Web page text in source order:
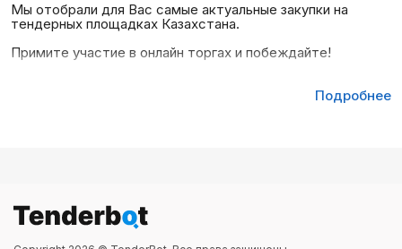
Мы отобрали для Вас самые актуальные закупки на
тендерных площадках Казахстана.
Примите участие в онлайн торгах и побеждайте!
Подробнее